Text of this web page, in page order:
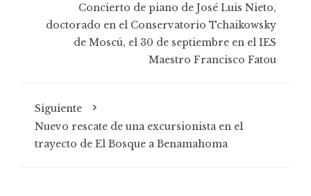
Concierto de piano de José Luis Nieto,
doctorado en el Conservatorio Tchaikowsky
de Moscú, el 30 de septiembre en el IES
Maestro Francisco Fatou
Siguiente
Nuevo rescate de una excursionista en el
trayecto de El Bosque a Benamahoma